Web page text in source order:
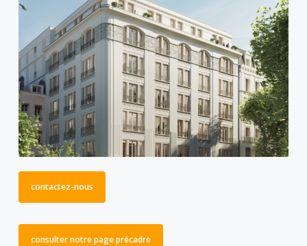
contactez-nous
consulter notre page précadre